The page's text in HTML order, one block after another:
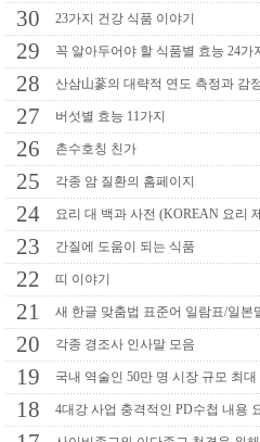
30 23가지 건강 식품 이야기
29 꼭 알아두어야 할 식품별 효능 24가
28 산삼山蔘의 대략적 연도 측정과 감
27 버섯별 효능 11가지
26 촌수호칭 친가
25 각종 암 질환의 홈페이지
24 요리 대 백과 사전 (KOREAN 요리
23 간질에 도움이 되는 식품
22 띠 이야기
21 새 한글 맞춤법 표준어 일람표/일본
20 각종 경조사 인사말 모음
19 국내 역술인 50만 명 시장 규모 최
18 4대강 사업 충격적인 PD수첩 내용